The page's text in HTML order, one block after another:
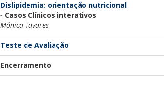
Dislipidemia: orientação nutricional
- Casos Clínicos interativos
Mónica Tavares
Teste de Avaliação
Encerramento